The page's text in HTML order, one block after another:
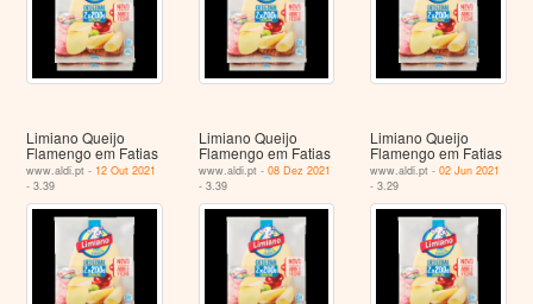
Limiano Queijo
Flamengo em Fatias
www.aldi.pt - 12 Out 2021
- 3.39
Limiano Queijo
Flamengo em Fatias
www.aldi.pt - 08 Dez 2021
- 3.39
Limiano Queijo
Flamengo em Fatias
www.aldi.pt -02 Jun 2021
- 3.29